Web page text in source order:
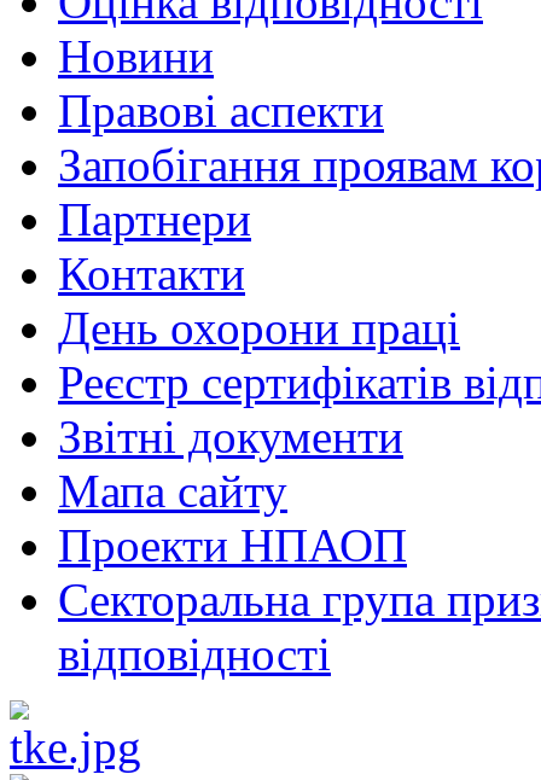
Новини
Правові аспекти
Запобігання проявам
Партнери
Контакти
День охорони праці
Реєстр сертифікатів
Звітні документи
Мапа сайту
Проекти НПАОП
Секторальна група
відповідності